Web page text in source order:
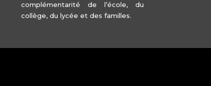
complémentarité de l’école, du
collège, du lycée et des familles.